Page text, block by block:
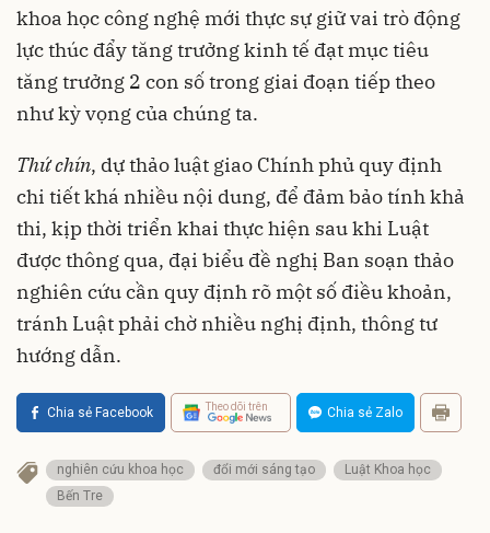
khoa học công nghệ mới thực sự giữ vai trò động
lực thúc đẩy tăng trưởng kinh tế đạt mục tiêu
tăng trưởng 2 con số trong giai đoạn tiếp theo
như kỳ vọng của chúng ta.
Thứ chín, dự thảo luật giao Chính phủ quy định
chi tiết khá nhiều nội dung, để đảm bảo tính khả
thi, kịp thời triển khai thực hiện sau khi Luật
được thông qua, đại biểu đề nghị Ban soạn thảo
nghiên cứu cần quy định rõ một số điều khoản,
tránh Luật phải chờ nhiều nghị định, thông tư
hướng dẫn.
Chia sẻ Facebook Theo dõi trên Chia sẻ Zalo
nghiên cứu khoa học đổi mới sáng tạo
Luật Khoa học
Bến Tre